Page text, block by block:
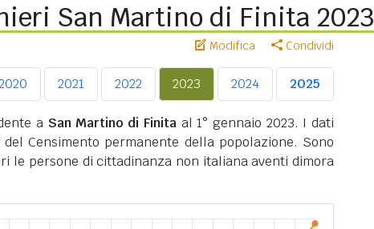
San Martino di Finita 2023
Modifica Condividi
2021 2022 2023 2024 2025
a San Martino di Finitaal 1° gennaio 2023. I dati
Censimento permanente della popolazione. Sono
le persone di cittadinanza non italiana aventi dimora